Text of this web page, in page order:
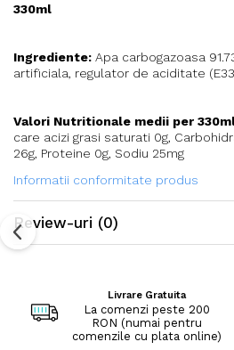
330ml
Ingrediente: Apa carbogazoasa
artificiala, regulator de aciditate
Valori Nutritionale medii per
care acizi grasi saturati 0g,
26g, Proteine 0g, Sodiu 25mg
Informatii conformitate produs
Review-uri (0)
Livrare Gratuita
La comenzi peste 200
RON (numai pentru
comenzile cu plata online)